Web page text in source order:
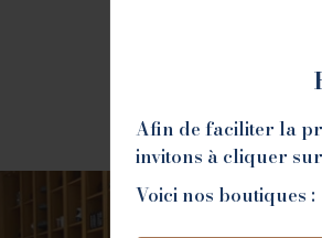
Afin de faciliter la
invitons à cliquer
Voici nos boutiques :